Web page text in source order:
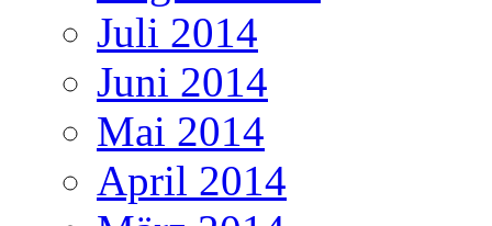
Juli 2014
Juni 2014
Mai 2014
April 2014